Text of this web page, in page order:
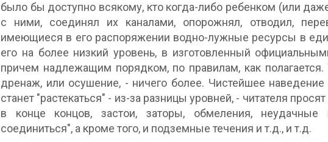
было бы доступно всякому, кто когда-либо ребенком (или
с ними, соединял их каналами, опорожнял, отводил,
имеющиеся в его распоряжении водно-лужные ресурсы в
его на более низкий уровень, в изготовленный
причем надлежащим порядком, по правилам, как
дренаж, или осушение, - ничего более. Чистейшее
станет "растекаться" - из-за разницы уровней, - читателя
в конце концов, застои, заторы, обмеления,
соединиться", а кроме того, и подземные течения и т.д., и т.д.